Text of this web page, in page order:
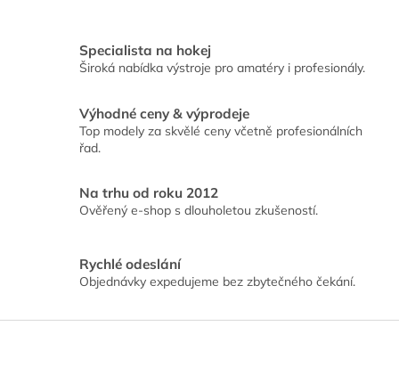
Specialista na hokej
Široká nabídka výstroje pro amatéry i profesionály.
Výhodné ceny & výprodeje
Top modely za skvělé ceny včetně profesionálních
řad.
Na trhu od roku 2012
Ověřený e-shop s dlouholetou zkušeností.
Rychlé odeslání
Objednávky expedujeme bez zbytečného čekání.
Z